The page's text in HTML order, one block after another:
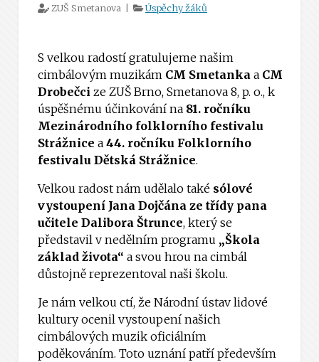
ZUŠ Smetanova | Úspěchy žáků
S velkou radostí gratulujeme našim
cimbálovým muzikám CM Smetanka a CM
Drobečci ze ZUŠ Brno, Smetanova 8, p. o., k
úspěšnému účinkování na 81. ročníku
Mezinárodního folklorního festivalu
Strážnice a 44. ročníku Folklorního
festivalu Dětská Strážnice.
Velkou radost nám udělalo také sólové
vystoupení Jana Dojčána ze třídy pana
učitele Dalibora Štrunce, který se
představil v nedělním programu „Škola
základ života“ a svou hrou na cimbál
důstojně reprezentoval naši školu.
Je nám velkou ctí, že Národní ústav lidové
kultury ocenil vystoupení našich
cimbálových muzik oficiálním
poděkováním. Toto uznání patří především